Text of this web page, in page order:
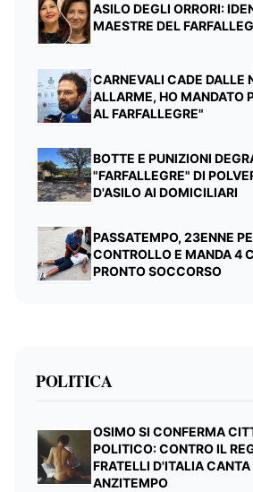
ASILO DEGLI ORRORI:
MAESTRE DEL
CARNEVALI CADE DALLE
ALLARME, HO MANDATO
AL FARFALLEGRE"
BOTTE E PUNIZIONI
"FARFALLEGRE" DI
D'ASILO AI DOMICILIARI
PASSATEMPO, 23ENNE
CONTROLLO E MANDA 4
PRONTO SOCCORSO
POLITICA
OSIMO SI CONFERMA
POLITICO: CONTRO IL
FRATELLI D'ITALIA
ANZITEMPO